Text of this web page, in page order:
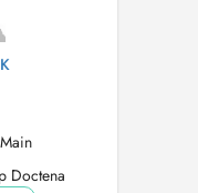
Doctena